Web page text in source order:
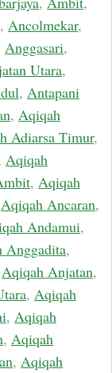
, Ancolmekar,
Anggasari,
Utara,
, Antapani
, Aqiqah
Adiarsa Timur,
Aqiqah
, Aqiqah
Aqiqah Ancaran,
Andamui,
Anggadita,
Aqiqah Anjatan,
, Aqiqah
, Aqiqah
, Aqiqah
, Aqiqah